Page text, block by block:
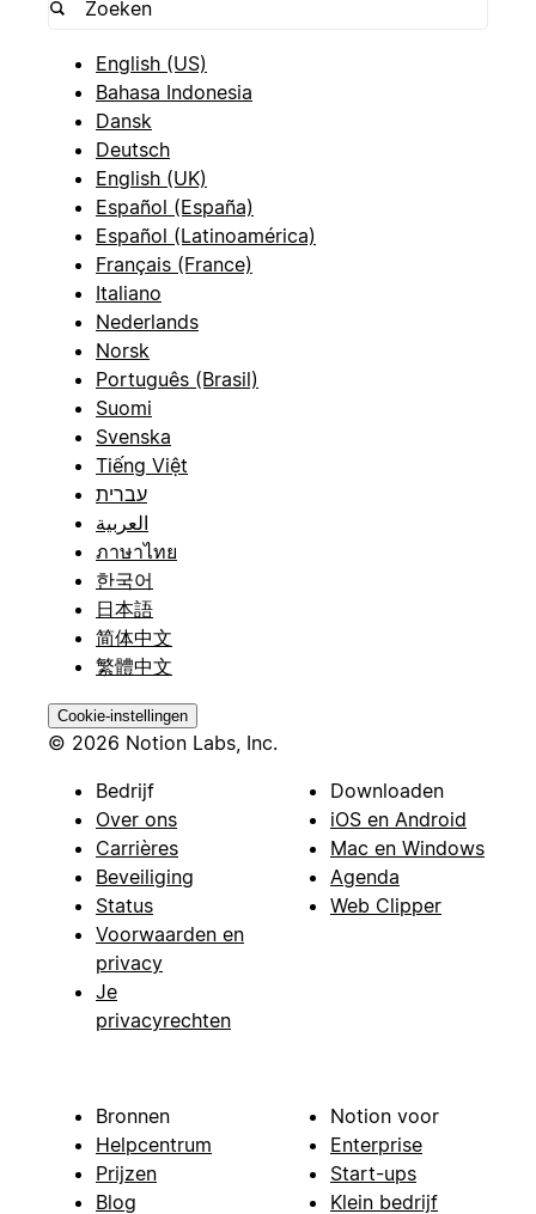
English (US)
Bahasa Indonesia
Dansk
Deutsch
English (UK)
Español (España)
Español (Latinoamérica)
Français (France)
Italiano
Nederlands
Norsk
Português (Brasil)
Suomi
Svenska
Tiếng Việt
עברית
العربية
ภาษาไทย
한국어
日本語
简体中文
繁體中文
Cookie-instellingen
© 2026 Notion Labs, Inc.
Bedrijf
Over ons
Carrières
Beveiliging
Status
Voorwaarden en
privacy
Je
privacyrechten
Downloaden
iOS en Android
Mac en Windows
Agenda
Web Clipper
Bronnen
Helpcentrum
Prijzen
Blog
Notion voor
Enterprise
Start-ups
Klein bedrijf